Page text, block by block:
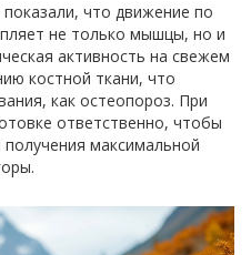
что движение по
не только мышцы, но и
активность на свежем
костной ткани, что
как остеопороз. При
ответственно, чтобы
максимальной